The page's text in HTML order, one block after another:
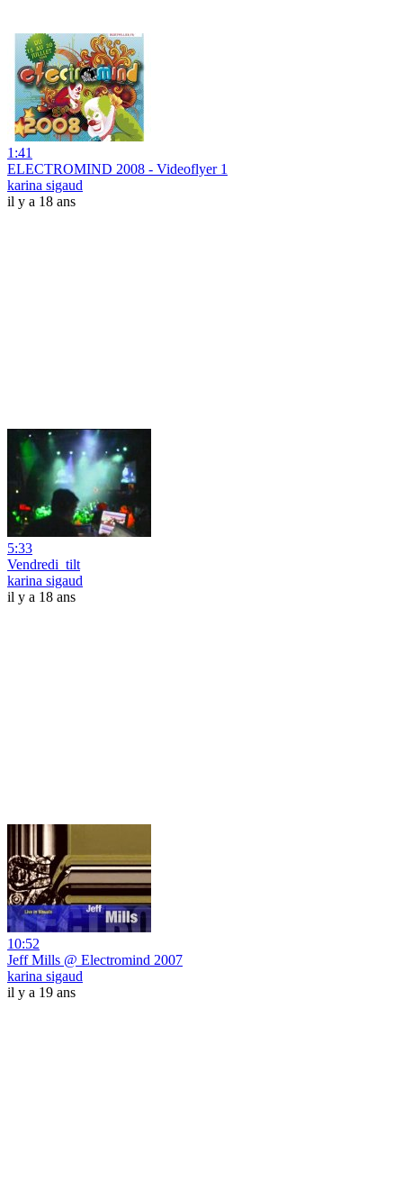
1:41
ELECTROMIND 2008 - Videoflyer 1
karina sigaud
il y a 18 ans
5:33
Vendredi_tilt
karina sigaud
il y a 18 ans
10:52
Jeff Mills @ Electromind 2007
karina sigaud
il y a 19 ans